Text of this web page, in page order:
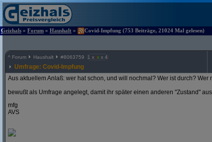
Geizhals » Forum » Haushalt » Covid-Impfung (753 Beiträge, 21024 Mal gelesen)
^ Forum Haushalt #8063759 1 x x 4
Umfrage: Covid-Impfung
Aus aktuellem Anlaß: wer hat schon, und will nochmal? Wer ist durch? Wer
bewußt als Umfrage angelegt, damit ihr später einen anderen "Zustand"
mfg
AVS